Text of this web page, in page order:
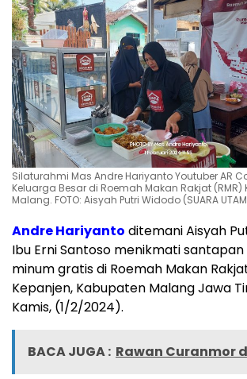
Silaturahmi Mas Andre Hariyanto Youtuber AR
Keluarga Besar di Roemah Makan Rakjat (RMR)
Malang. FOTO: Aisyah Putri Widodo (SUARA
Andre Hariyanto ditemani Aisyah
Ibu Erni Santoso menikmati
minum gratis di Roemah Makan
Kepanjen, Kabupaten Malang Jawa
Kamis, (1/2/2024).
BACA JUGA : Rawan Curanmor